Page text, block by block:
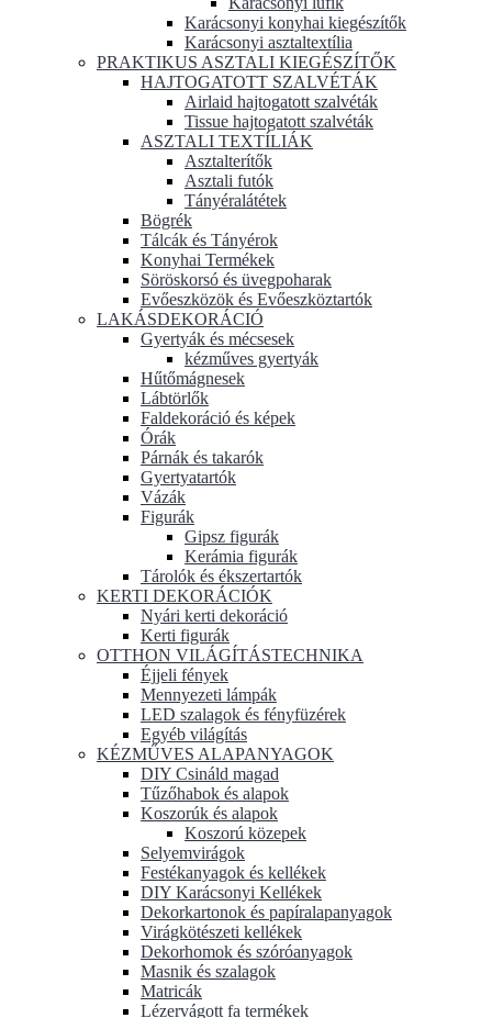
Karácsonyi konyhai kiegészítők
Karácsonyi asztaltextília
PRAKTIKUS ASZTALI KIEGÉSZÍTŐK
HAJTOGATOTT SZALVÉTÁK
Airlaid hajtogatott szalvéták
Tissue hajtogatott szalvéták
ASZTALI TEXTÍLIÁK
Asztalterítők
Asztali futók
Tányéralátétek
Bögrék
Tálcák és Tányérok
Konyhai Termékek
Söröskorsó és üvegpoharak
Evőeszközök és Evőeszköztartók
LAKÁSDEKORÁCIÓ
Gyertyák és mécsesek
kézműves gyertyák
Hűtőmágnesek
Lábtörlők
Faldekoráció és képek
Órák
Párnák és takarók
Gyertyatartók
Vázák
Figurák
Gipsz figurák
Kerámia figurák
Tárolók és ékszertartók
KERTI DEKORÁCIÓK
Nyári kerti dekoráció
Kerti figurák
OTTHON VILÁGÍTÁSTECHNIKA
Éjjeli fények
Mennyezeti lámpák
LED szalagok és fényfüzérek
Egyéb világítás
KÉZMŰVES ALAPANYAGOK
DIY Csináld magad
Tűzőhabok és alapok
Koszorúk és alapok
Koszorú közepek
Selyemvirágok
Festékanyagok és kellékek
DIY Karácsonyi Kellékek
Dekorkartonok és papíralapanyagok
Virágkötészeti kellékek
Dekorhomok és szóróanyagok
Masnik és szalagok
Matricák
Lézervágott fa termékek